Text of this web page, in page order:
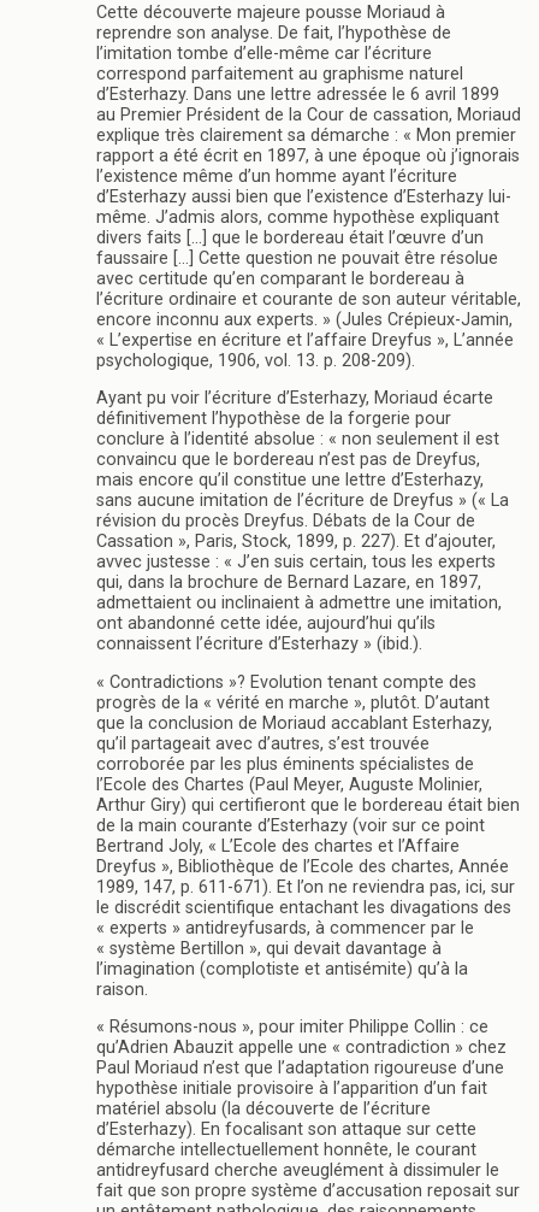
Cette découverte majeure pousse Moriaud à
reprendre son analyse. De fait, l’hypothèse de
l’imitation tombe d’elle-même car l’écriture
correspond parfaitement au graphisme naturel
d’Esterhazy. Dans une lettre adressée le 6 avril 1899
au Premier Président de la Cour de cassation, Moriaud
explique très clairement sa démarche : « Mon premier
rapport a été écrit en 1897, à une époque où j’ignorais
l’existence même d’un homme ayant l’écriture
d’Esterhazy aussi bien que l’existence d’Esterhazy lui-
même. J’admis alors, comme hypothèse expliquant
divers faits […] que le bordereau était l’œuvre d’un
faussaire […] Cette question ne pouvait être résolue
avec certitude qu’en comparant le bordereau à
l’écriture ordinaire et courante de son auteur véritable,
encore inconnu aux experts. » (Jules Crépieux-Jamin,
« L’expertise en écriture et l’affaire Dreyfus », L’année
psychologique, 1906, vol. 13. p. 208-209).
Ayant pu voir l’écriture d’Esterhazy, Moriaud écarte
définitivement l’hypothèse de la forgerie pour
conclure à l’identité absolue : « non seulement il est
convaincu que le bordereau n’est pas de Dreyfus,
mais encore qu’il constitue une lettre d’Esterhazy,
sans aucune imitation de l’écriture de Dreyfus » (« La
révision du procès Dreyfus. Débats de la Cour de
Cassation », Paris, Stock, 1899, p. 227). Et d’ajouter,
avvec justesse : « J’en suis certain, tous les experts
qui, dans la brochure de Bernard Lazare, en 1897,
admettaient ou inclinaient à admettre une imitation,
ont abandonné cette idée, aujourd’hui qu’ils
connaissent l’écriture d’Esterhazy » (ibid.).
« Contradictions »? Evolution tenant compte des
progrès de la « vérité en marche », plutôt. D’autant
que la conclusion de Moriaud accablant Esterhazy,
qu’il partageait avec d’autres, s’est trouvée
corroborée par les plus éminents spécialistes de
l’Ecole des Chartes (Paul Meyer, Auguste Molinier,
Arthur Giry) qui certifieront que le bordereau était bien
de la main courante d’Esterhazy (voir sur ce point
Bertrand Joly, « L’Ecole des chartes et l’Affaire
Dreyfus », Bibliothèque de l’Ecole des chartes, Année
1989, 147, p. 611-671). Et l’on ne reviendra pas, ici, sur
le discrédit scientifique entachant les divagations des
« experts » antidreyfusards, à commencer par le
« système Bertillon », qui devait davantage à
l’imagination (complotiste et antisémite) qu’à la
raison.
« Résumons-nous », pour imiter Philippe Collin : ce
qu’Adrien Abauzit appelle une « contradiction » chez
Paul Moriaud n’est que l’adaptation rigoureuse d’une
hypothèse initiale provisoire à l’apparition d’un fait
matériel absolu (la découverte de l’écriture
d’Esterhazy). En focalisant son attaque sur cette
démarche intellectuellement honnête, le courant
antidreyfusard cherche aveuglément à dissimuler le
fait que son propre système d’accusation reposait sur